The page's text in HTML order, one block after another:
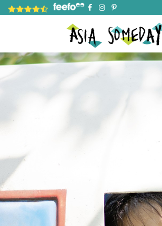
4.8 rating based on 1,234 ratings